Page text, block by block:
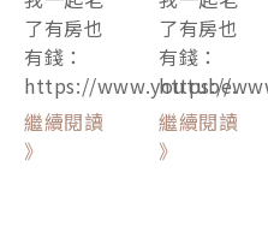
🚀｜加入
會員，跟
我一起老
了有房也
有錢：
https://www.youtube.
🚀｜加入
會員，跟
我一起老
了有房也
有錢：
https://